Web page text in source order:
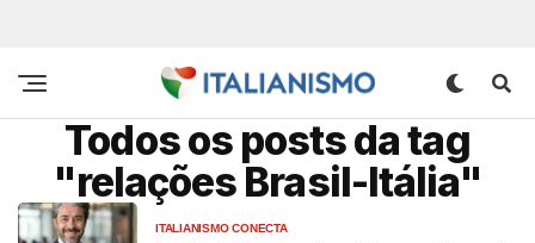
Todos os posts da tag
"relações Brasil-Itália"
ITALIANISMO CONECTA